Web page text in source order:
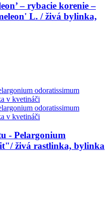
– rybacie korenie –
L. / živá bylinka,
- Pelargonium
živá rastlinka, bylinka